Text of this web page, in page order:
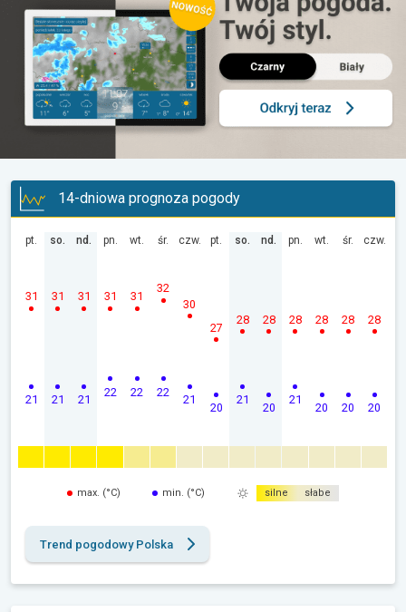
14-dniowa prognoza pogody
pt.
21
31
so.
21
31
nd.
21
31
pn.
22
31
wt.
22
31
śr.
22
32
czw.
21
30
pt.
20
27
so.
21
28
nd.
20
28
pn.
21
28
wt.
20
28
śr.
20
28
czw.
20
28
max. (°C) min. (°C) silne słabe
Trend pogodowy Polska